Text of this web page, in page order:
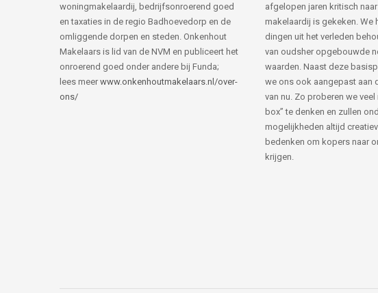
woningmakelaardij, bedrijfsonroerend goed
en taxaties in de regio Badhoevedorp en de
omliggende dorpen en steden. Onkenhout
Makelaars is lid van de NVM en publiceert het
onroerend goed onder andere bij Funda;
lees meer www.onkenhoutmakelaars.nl/over-
ons/
afgelopen jaren kritisch
makelaardij is gekeken. We
dingen uit het verleden
van oudsher opgebouwde
waarden. Naast deze
we ons ook aangepast aan
van nu. Zo proberen we
box” te denken en zullen
mogelijkheden altijd
bedenken om kopers naar
krijgen.